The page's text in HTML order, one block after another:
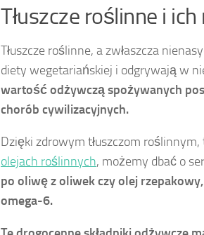
Tłuszcze roślinne i ich
Tłuszcze roślinne, a zwłaszcza
diety wegetariańskiej i odgrywają w
wartość odżywczą spożywanych
chorób cywilizacyjnych.
Dzięki zdrowym tłuszczom
olejach roślinnych, możemy dbać o
po oliwę z oliwek czy olej
omega-6.